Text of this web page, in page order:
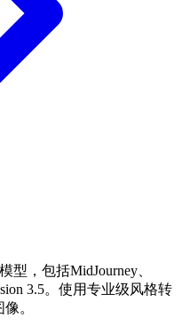
，包括MidJourney、
3.5。使用专业级风格转
。